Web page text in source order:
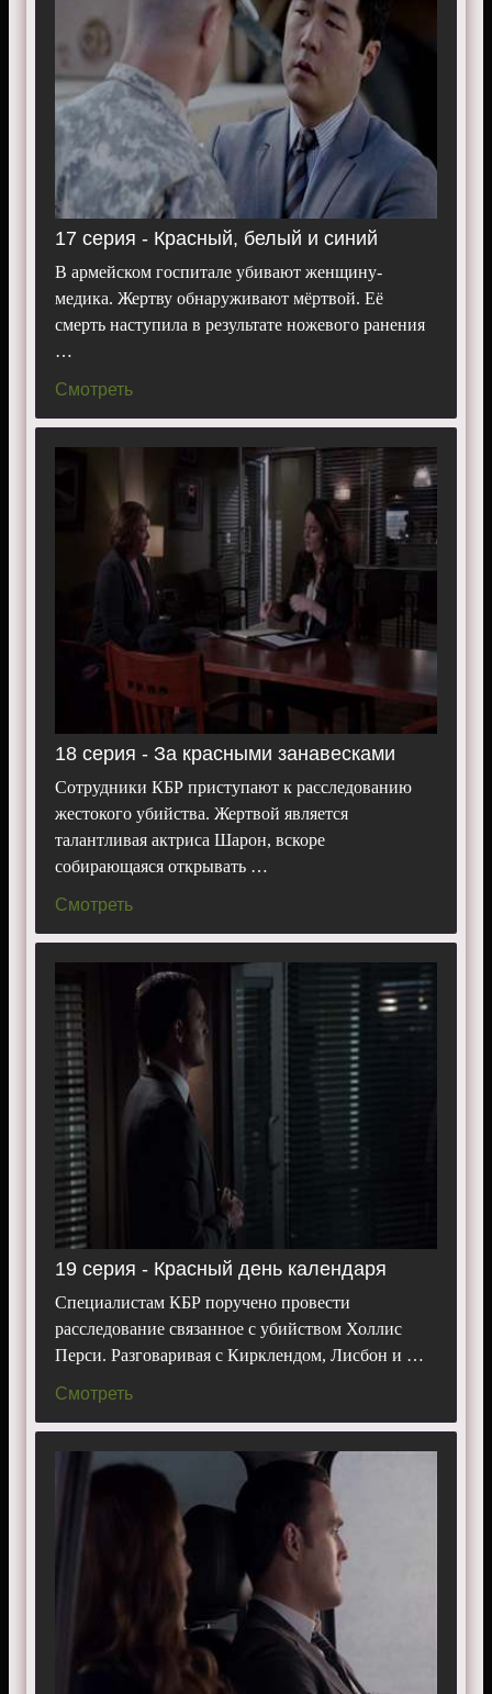
17 серия - Красный, белый и синий
В армейском госпитале убивают женщину-
медика. Жертву обнаруживают мёртвой. Её
смерть наступила в результате ножевого ранения
…
Смотреть
18 серия - За красными занавесками
Сотрудники КБР приступают к расследованию
жестокого убийства. Жертвой является
талантливая актриса Шарон, вскоре
собирающаяся открывать …
Смотреть
19 серия - Красный день календаря
Специалистам КБР поручено провести
расследование связанное с убийством Холлис
Перси. Разговаривая с Кирклендом, Лисбон и …
Смотреть